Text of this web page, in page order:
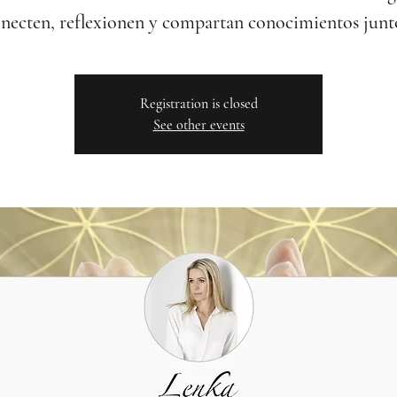
reflexionen y compartan conocimientos
Registration is closed
See other events